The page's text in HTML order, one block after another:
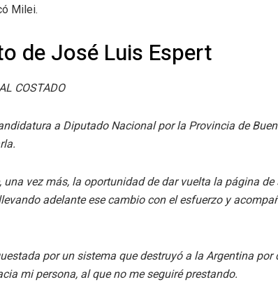
Milei.
de José Luis Espert
COSTADO
a Diputado Nacional por la Provincia de
una vez más, la oportunidad de dar vuelta la página
adelante ese cambio con el esfuerzo y
por un sistema que destruyó a la Argentina por
mi persona, al que no me seguiré prestando.